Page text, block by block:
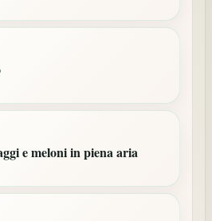
e meloni in piena aria